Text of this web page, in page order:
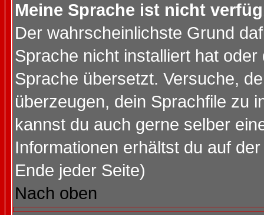
Meine Sprache ist nicht
Der wahrscheinlichste Grund
Sprache nicht installiert hat
Sprache übersetzt. Versuche,
überzeugen, dein Sprachfile zu
kannst du auch gerne selber
Informationen erhältst du auf
Ende jeder Seite)
Nach oben